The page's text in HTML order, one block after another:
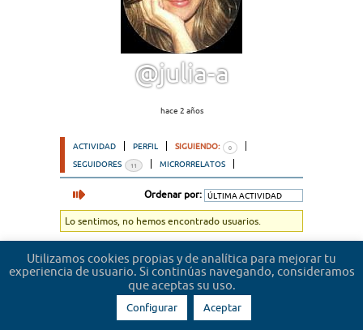
@julia-a
hace 2 años
ACTIVIDAD PERFIL SIGUIENDO: 0
SEGUIDORES 11 MICRORRELATOS
Ordenar por:
Lo sentimos, no hemos encontrado usuarios.
Utilizamos cookies propias y de analítica para mejorar tu
experiencia de usuario. Si continúas navegando, consideramos
que aceptas su uso.
Configurar Aceptar